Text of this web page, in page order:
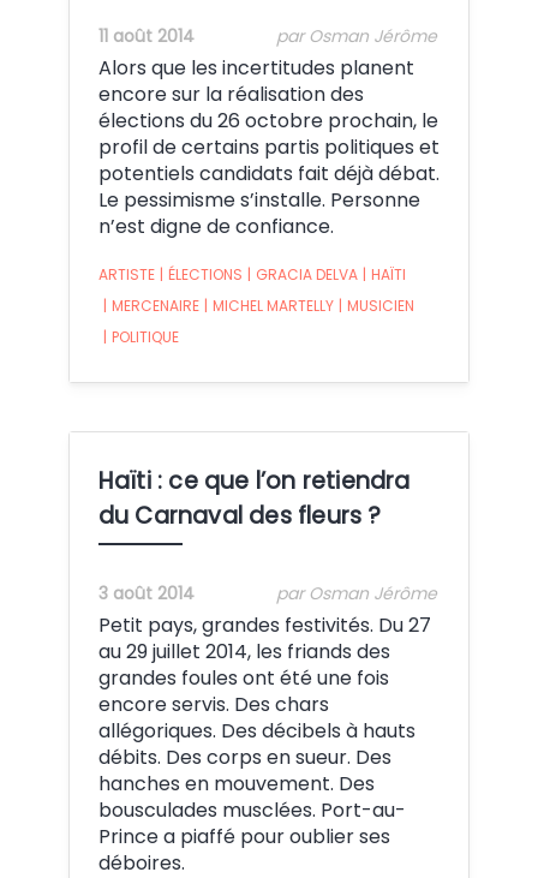
11 août 2014 par Osman Jérôme
Alors que les incertitudes planent
encore sur la réalisation des
élections du 26 octobre prochain, le
profil de certains partis politiques et
potentiels candidats fait déjà débat.
Le pessimisme s’installe. Personne
n’est digne de confiance.
ARTISTE | ÉLECTIONS | GRACIA DELVA | HAÏTI
| MERCENAIRE | MICHEL MARTELLY | MUSICIEN
| POLITIQUE
Haïti : ce que l’on retiendra
du Carnaval des fleurs ?
3 août 2014 par Osman Jérôme
Petit pays, grandes festivités. Du 27
au 29 juillet 2014, les friands des
grandes foules ont été une fois
encore servis. Des chars
allégoriques. Des décibels à hauts
débits. Des corps en sueur. Des
hanches en mouvement. Des
bousculades musclées. Port-au-
Prince a piaffé pour oublier ses
déboires.